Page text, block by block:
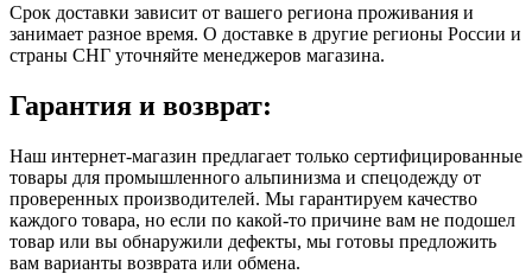
Срок доставки зависит от вашего региона проживания и
занимает разное время. О доставке в другие регионы России и
страны СНГ уточняйте менеджеров магазина.
Гарантия и возврат:
Наш интернет-магазин предлагает только сертифицированные
товары для промышленного альпинизма и спецодежду от
проверенных производителей. Мы гарантируем качество
каждого товара, но если по какой-то причине вам не подошел
товар или вы обнаружили дефекты, мы готовы предложить
вам варианты возврата или обмена.